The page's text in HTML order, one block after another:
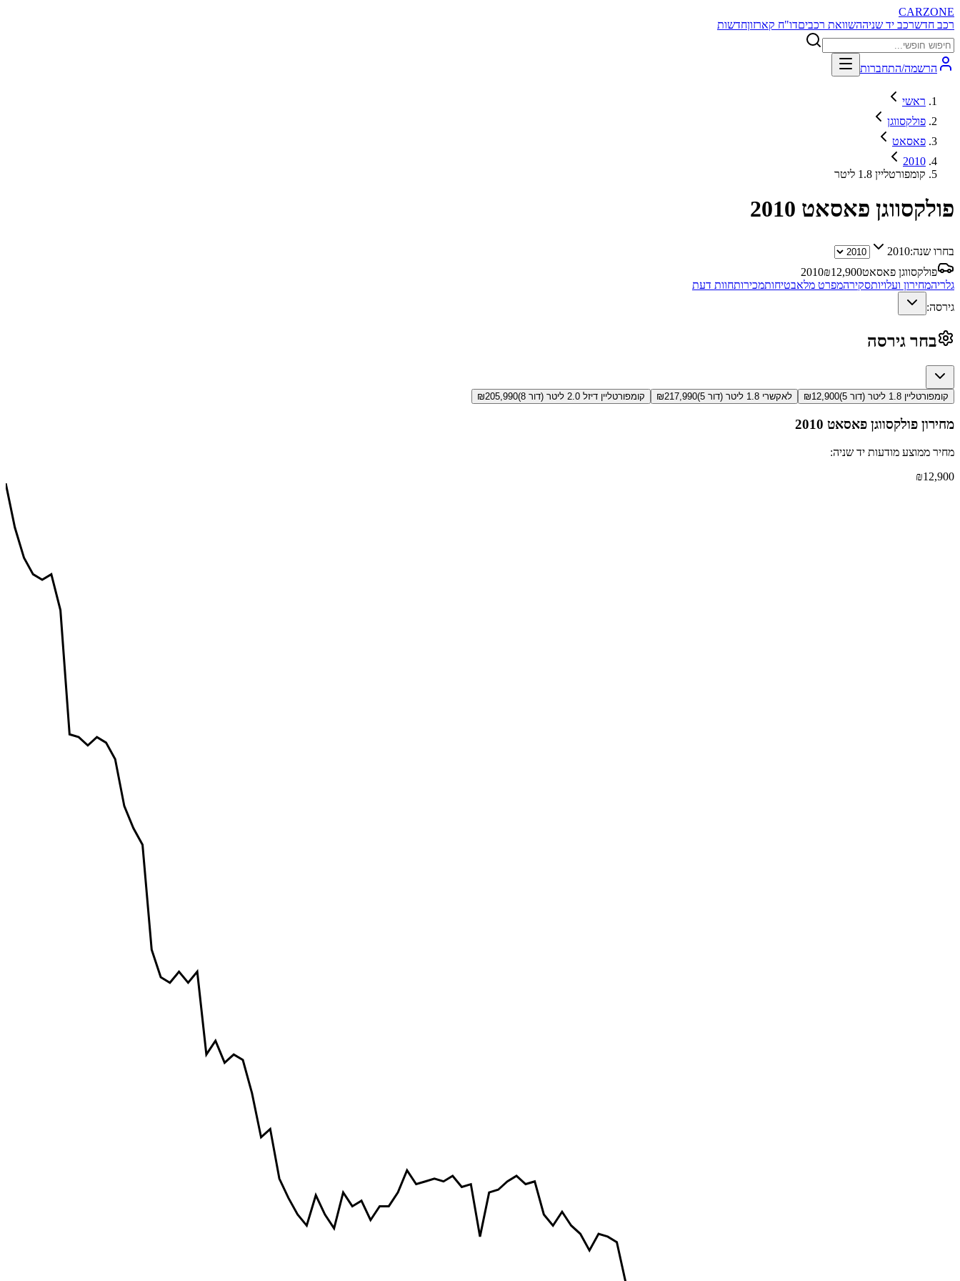
CARZONE
רכב חדשרכב יד שניההשוואת רכביםדו"ח קארזוןחדשות
הרשמה/התחברות
ראשי
פולקסווגן
פאסאט
2010
קומפורטליין 1.8 ליטר
פולקסווגן פאסאט 2010
בחרו שנה:2010
פולקסווגן פאסאט
2010₪12,900
גלריהמחירון ועלויותסקירהמפרט מלאבטיחותמכירותחוות דעת
גירסה:
בחר גירסה
קומפורטליין 1.8 ליטר (דור 5) ₪12,900 לאקשרי 1.8 ליטר (דור 5) ₪217,990 קומפורטליין דיזל 2.0 ליטר (דור 8) ₪205,990
מחירון פולקסווגן פאסאט 2010
מחיר ממוצע מודעות יד שניה:
₪12,900